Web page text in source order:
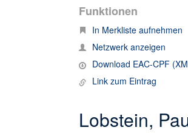
Funktionen
In Merkliste aufnehmen
Netzwerk anzeigen
Download EAC-CPF
Link zum Eintrag
Lobstein,